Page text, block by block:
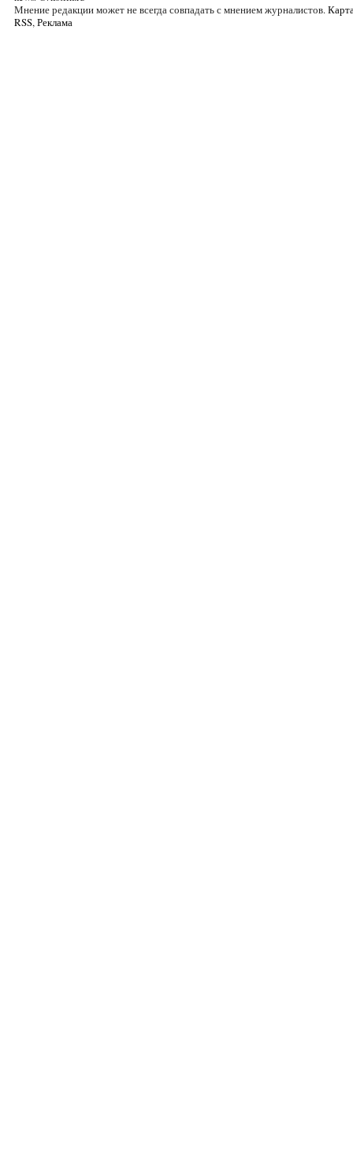
Мнение редакции может не всегда совпадать с мнением журналистов.
RSS,Реклама